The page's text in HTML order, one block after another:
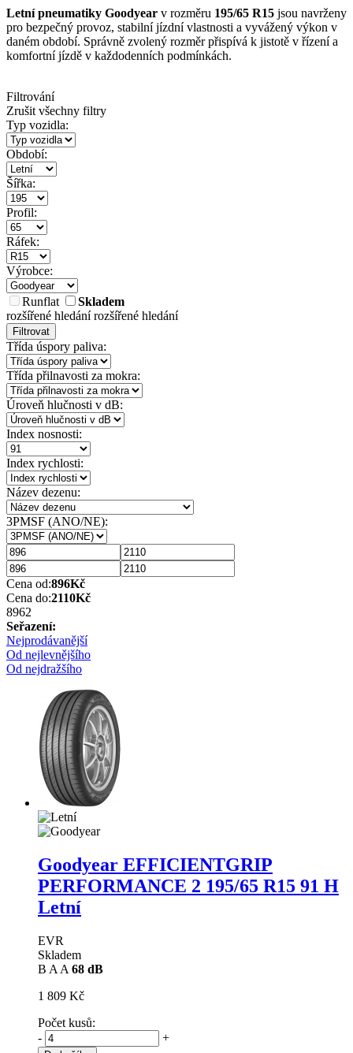
Letní pneumatiky Goodyear v rozměru 195/65 R15 jsou navrženy
pro bezpečný provoz, stabilní jízdní vlastnosti a vyvážený výkon v
daném období. Správně zvolený rozměr přispívá k jistotě v řízení a
komfortní jízdě v každodenních podmínkách.
Filtrování
Zrušit všechny filtry
Typ vozidla:
Období:
Šířka:
Profil:
Ráfek:
Výrobce:
Runflat
Skladem
rozšířené hledánírozšířené hledání
Filtrovat
Třída úspory paliva:
Třída přilnavosti za mokra:
Úroveň hlučnosti v dB:
Index nosnosti:
Index rychlosti:
Název dezenu:
3PMSF (ANO/NE):
Cena od:896Kč
Cena do:2110Kč
8962
Seřazení:
Nejprodávanější
Od nejlevnějšího
Od nejdražšího
Goodyear EFFICIENTGRIP
PERFORMANCE 2 195/65 R15 91 H
Letní
EVR
Skladem
B A A 68 dB
1 809 Kč
Počet kusů:
-
+